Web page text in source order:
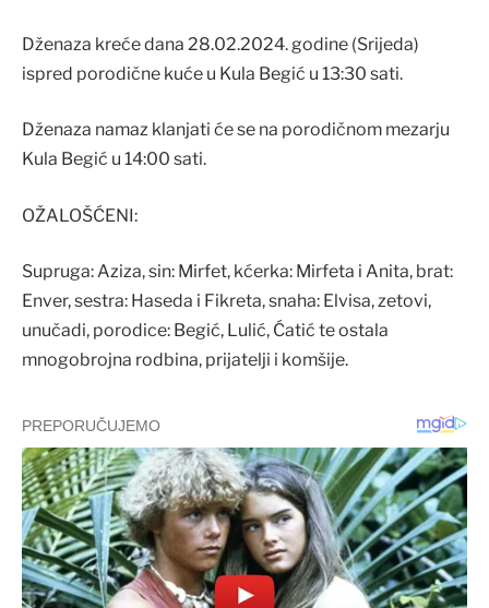
Dženaza kreće dana 28.02.2024. godine (Srijeda)
ispred porodične kuće u Kula Begić u 13:30 sati.
Dženaza namaz klanjati će se na porodičnom mezarju
Kula Begić u 14:00 sati.
OŽALOŠĆENI:
Supruga: Aziza, sin: Mirfet, kćerka: Mirfeta i Anita, brat:
Enver, sestra: Haseda i Fikreta, snaha: Elvisa, zetovi,
unučadi, porodice: Begić, Lulić, Ćatić te ostala
mnogobrojna rodbina, prijatelji i komšije.